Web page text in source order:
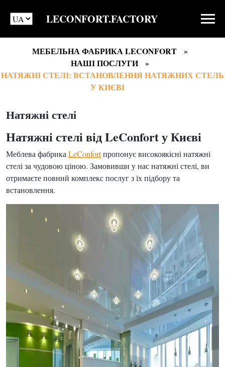
LECONFORT.FACTORY
МЕБЕЛЬНА ФАБРИКА LECONFORT
НАШІ ПОСЛУГИ
НАТЯЖНІ СТЕЛІ: ВСТАНОВЛЕННЯ НАТЯЖНИХ СТЕЛЬ
У КИЄВІ
Натяжні стелі
Натяжні стелі від LeConfort у Києві
Меблева фабрика LeConfortпропонує високоякісні натяжні
стелі за чудовою ціною. Замовивши у нас натяжні стелі, ви
отримаєте повний комплекс послуг з їх підбору та
встановлення.